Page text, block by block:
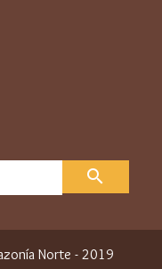
search
Norte - 2019